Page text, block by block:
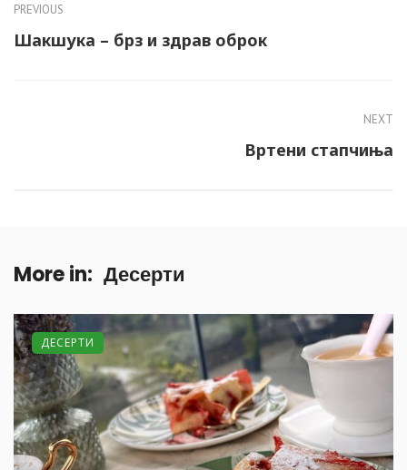
PREVIOUS
Шакшука – брз и здрав оброк
NEXT
Вртени стапчиња
More in: Десерти
ДЕСЕРТИ